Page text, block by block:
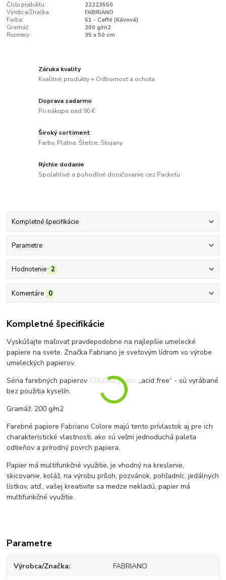
Číslo produktu:
22223550
Výrobca/Značka:
FABRIANO
Farba:
51 - Caffé (Kávová)
Gramáž:
200 g/m2
Rozmery:
35 x 50 cm
Záruka kvality
Kvalitné produkty + Odbornosť a ochota
Doprava zadarmo
Pri nákupe nad 90 €
Široký sortiment
Farby, Plátna, Štetce, Stojany
Rýchle dodanie
Spoľahlivé a pohodlné doručovanie cez Packetu
Kompletné špecifikácie
Parametre
Hodnotenie 2
Komentáre 0
Kompletné špecifikácie
Vyskúšajte maľovať pravdepodobne na najlepšie umelecké
papiere na svete. Značka Fabriano je svetovým lídrom vo výrobe
umeleckých papierov.
Séria farebných papierov COLORE je tzv. „acid free“ - sú vyrábané
bez použitia kyselín.
Gramáž: 200 g/m2
Farebné papiere Fabriano Colore majú tento prívlastok aj pre ich
charakteristické vlastnosti, ako sú veľmi jednoduchá paleta
odtieňov a prírodný povrch papiera.
Papier má multifunkčné využitie, je vhodný na kreslenie,
skicovanie, koláž, na výrobu príloh, pozvánok, pohľadníc, jedálnych
lístkov, atď., vašej kreativite sa medze nekladú, papier má
multifunkčné využitie.
Parametre
Výrobca/Značka FABRIANO